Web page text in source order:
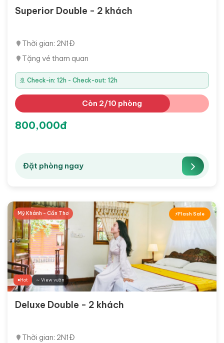
Superior Double - 2 khách
Thời gian: 2N1Đ
Tặng vé tham quan
🚢 Check-in: 12h - Check-out: 12h
Còn 2/10 phòng
800,000đ
Đặt phòng ngay
Flash Sale
Mỹ Khánh - Cần Thơ
Hot ∼ View vườn
Deluxe Double - 2 khách
Thời gian: 2N1Đ